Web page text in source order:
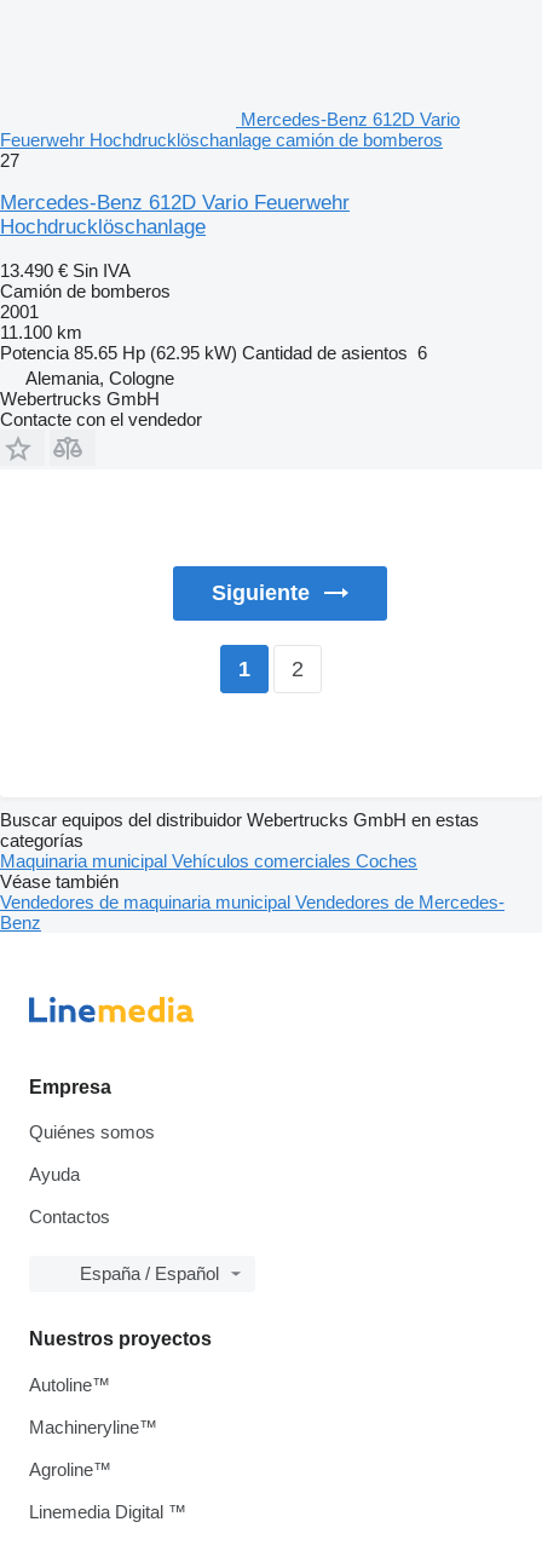
Mercedes-Benz 612D Vario
Feuerwehr Hochdrucklöschanlage camión de bomberos
27
Mercedes-Benz 612D Vario Feuerwehr
Hochdrucklöschanlage
13.490 € Sin IVA
Camión de bomberos
2001
11.100 km
Potencia 85.65 Hp (62.95 kW) Cantidad de asientos 6
Alemania, Cologne
Webertrucks GmbH
Contacte con el vendedor
Siguiente
1 2
Buscar equipos del distribuidor Webertrucks GmbH en estas
categorías
Maquinaria municipal Vehículos comerciales Coches
Véase también
Vendedores de maquinaria municipal Vendedores de Mercedes-
Benz
Empresa
Quiénes somos
Ayuda
Contactos
España / Español
Nuestros proyectos
Autoline™
Machineryline™
Agroline™
Linemedia Digital ™